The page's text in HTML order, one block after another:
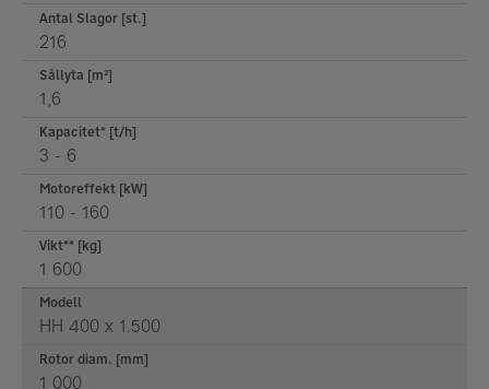
Antal Slagor [st.]
216
Sållyta [m²]
1,6
Kapacitet* [t/h]
3 - 6
Motoreffekt [kW]
110 - 160
Vikt** [kg]
1 600
Modell
HH 400 x 1.500
Rotor diam. [mm]
1 000